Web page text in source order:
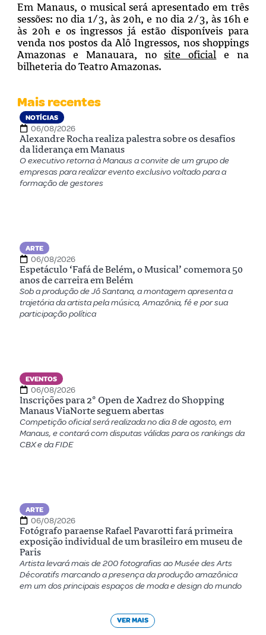
Em Manaus, o musical será apresentado em três
sessões: no dia 1/3, às 20h, e no dia 2/3, às 16h e
às 20h e os ingressos já estão disponíveis para
venda nos postos da Alô Ingressos, nos shoppings
Amazonas e Manauara, nosite oficial e na
bilheteria do Teatro Amazonas.
Mais recentes
NOTÍCIAS
06/08/2026
Alexandre Rocha realiza palestra sobre os desafios
da liderança em Manaus
O executivo retorna à Manaus a convite de um grupo de
empresas para realizar evento exclusivo voltado para a
formação de gestores
ARTE
06/08/2026
Espetáculo ‘Fafá de Belém, o Musical’ comemora 50
anos de carreira em Belém
Sob a produção de Jô Santana, a montagem apresenta a
trajetória da artista pela música, Amazônia, fé e por sua
participação política
EVENTOS
06/08/2026
Inscrições para 2º Open de Xadrez do Shopping
Manaus ViaNorte seguem abertas
Competição oficial será realizada no dia 8 de agosto, em
Manaus, e contará com disputas válidas para os rankings da
CBX e da FIDE
ARTE
06/08/2026
Fotógrafo paraense Rafael Pavarotti fará primeira
exposição individual de um brasileiro em museu de
Paris
Artista levará mais de 200 fotografias ao Musée des Arts
Décoratifs marcando a presença da produção amazônica
em um dos principais espaços de moda e design do mundo
VER MAIS